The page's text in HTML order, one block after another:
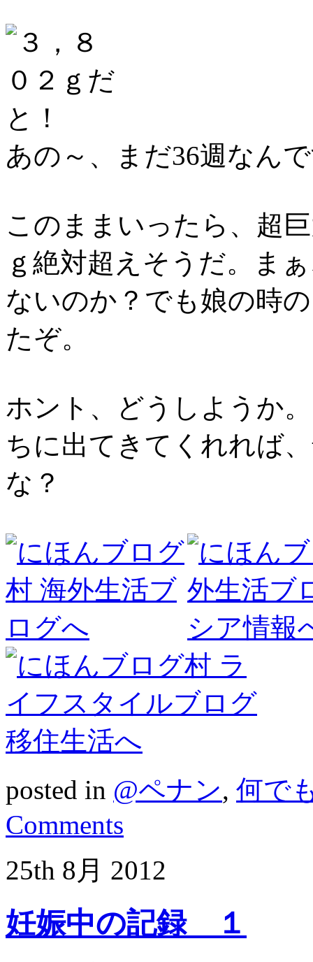
あの～、まだ36週なん
このままいったら、超
ｇ絶対超えそうだ。ま
ないのか？でも娘の時
たぞ。
ホント、どうしようか
ちに出てきてくれれば
な？
posted in @ペナン, 何で
Comments
25th 8月 2012
妊娠中の記録 １